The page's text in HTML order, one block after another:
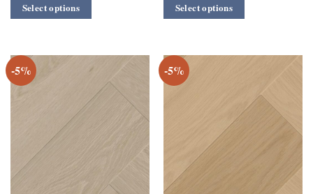
Select options Select options
-5% -5%